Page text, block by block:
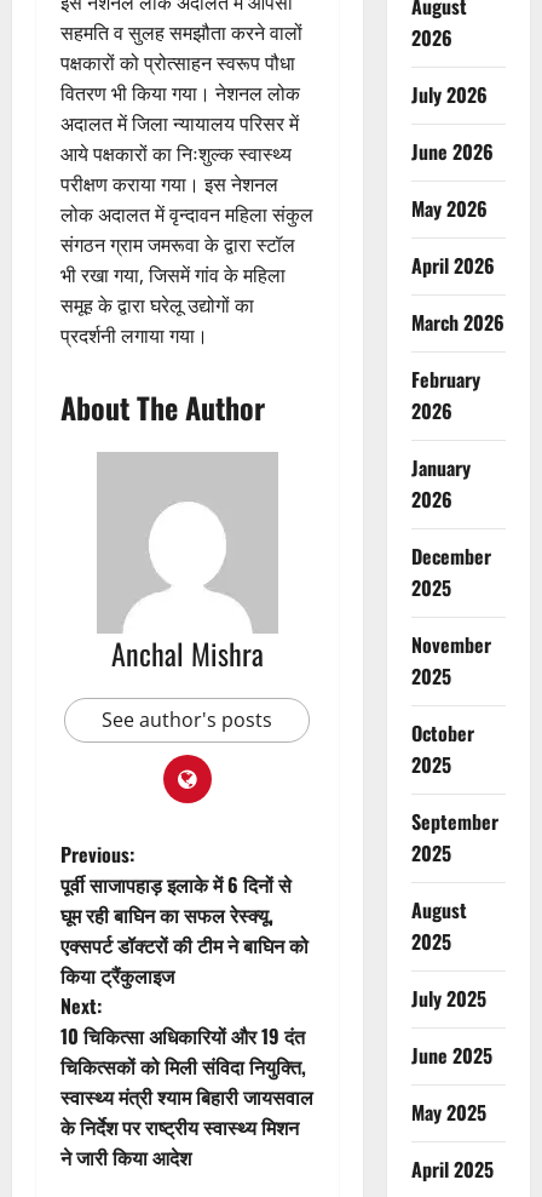
सहमति व सुलह समझौता करने वालों
पक्षकारों को प्रोत्साहन स्वरूप पौधा
वितरण भी किया गया। नेशनल लोक
अदालत में जिला न्यायालय परिसर में
आये पक्षकारों का निःशुल्क स्वास्थ्य
परीक्षण कराया गया। इस नेशनल
लोक अदालत में वृन्दावन महिला संकुल
संगठन ग्राम जमरूवा के द्वारा स्टॉल
भी रखा गया, जिसमें गांव के महिला
समूह के द्वारा घरेलू उद्योगों का
प्रदर्शनी लगाया गया।
About The Author
Anchal Mishra
See author's posts
P
o
s
t
n
a
v
Previous:
पूर्वी साजापहाड़ इलाके में 6 दिनों से
घूम रही बाघिन का सफल रेस्क्यू,
एक्सपर्ट डॉक्टरों की टीम ने बाघिन को
किया ट्रैंकुलाइज
Next:
10 चिकित्सा अधिकारियों और 19 दंत
चिकित्सकों को मिली संविदा नियुक्ति,
स्वास्थ्य मंत्री श्याम बिहारी जायसवाल
के निर्देश पर राष्ट्रीय स्वास्थ्य मिशन
ने जारी किया आदेश
August
2026
July 2026
June 2026
May 2026
April 2026
March 2026
February
2026
January
2026
December
2025
November
2025
October
2025
September
2025
August
2025
July 2025
June 2025
May 2025
April 2025